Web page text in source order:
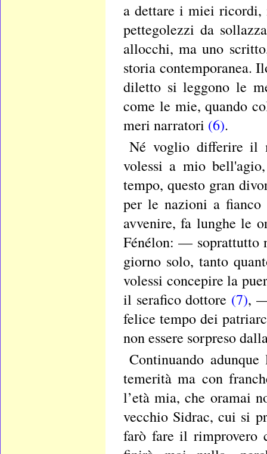
a dettare i miei ricordi,
pettegolezzi da
allocchi, ma uno
storia contemporanea.
diletto si leggono le
come le mie, quando
meri narratori (6).
Né voglio differire il
volessi a mio
tempo, questo gran
per le nazioni a
avvenire, fa lunghe le
Fénélon: — soprattutto
giorno solo, tanto
volessi concepire la
il serafico dottore (7),
felice tempo dei
non essere sorpreso
Continuando
temerità ma con
l’età mia, che oramai
vecchio Sidrac, cui si
farò fare il rimprovero